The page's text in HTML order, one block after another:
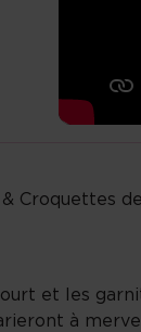
Croquettes
et les
à